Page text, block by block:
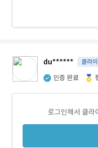
du****** 클라
인증 완료
로그인해서 클라